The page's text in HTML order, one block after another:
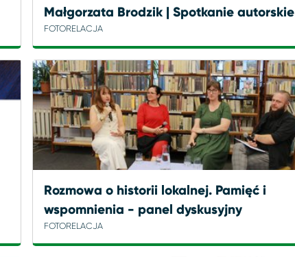
Małgorzata Brodzik | Spotkanie autorskie
FOTORELACJA
Rozmowa o historii lokalnej. Pamięć i
wspomnienia - panel dyskusyjny
FOTORELACJA